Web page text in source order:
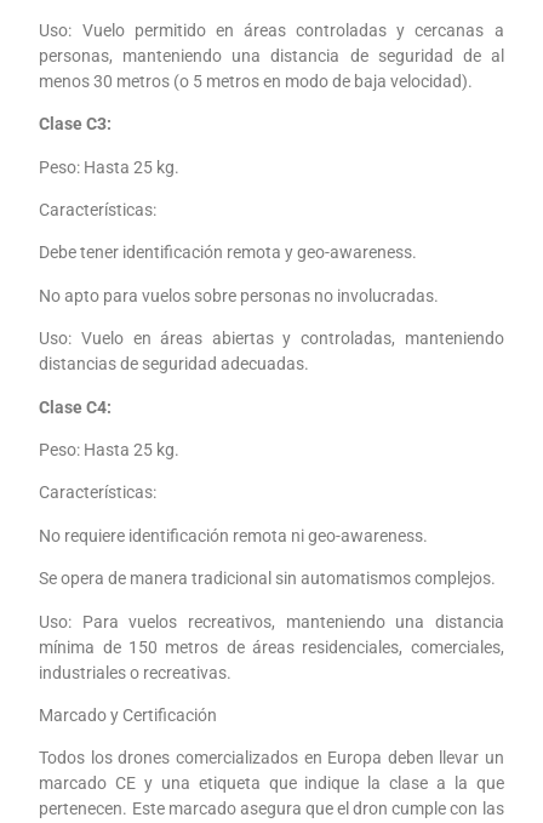
Uso: Vuelo permitido en áreas controladas y cercanas a
personas, manteniendo una distancia de seguridad de al
menos 30 metros (o 5 metros en modo de baja velocidad).
Clase C3:
Peso: Hasta 25 kg.
Características:
Debe tener identificación remota y geo-awareness.
No apto para vuelos sobre personas no involucradas.
Uso: Vuelo en áreas abiertas y controladas, manteniendo
distancias de seguridad adecuadas.
Clase C4:
Peso: Hasta 25 kg.
Características:
No requiere identificación remota ni geo-awareness.
Se opera de manera tradicional sin automatismos complejos.
Uso: Para vuelos recreativos, manteniendo una distancia
mínima de 150 metros de áreas residenciales, comerciales,
industriales o recreativas.
Marcado y Certificación
Todos los drones comercializados en Europa deben llevar un
marcado CE y una etiqueta que indique la clase a la que
pertenecen. Este marcado asegura que el dron cumple con las